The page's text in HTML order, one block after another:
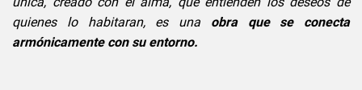
quienes lo habitaran, es una obra que se conecta
armónicamente con su entorno.